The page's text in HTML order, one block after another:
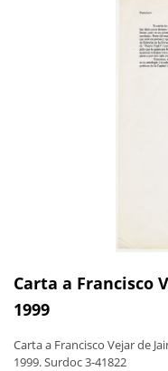
Carta a Francisco
1999
Carta a Francisco Vejar de
1999. Surdoc 3-41822